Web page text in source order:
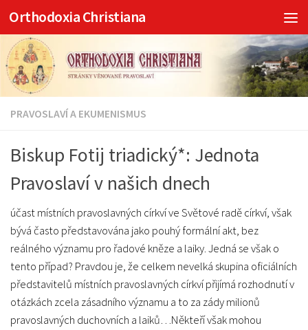
Skip to content
Orthodoxia Christiana
PRAVOSLAVÍ A EKUMENISMUS
Biskup Fotij triadický*: Jednota
Pravoslaví v našich dnech
účast místních pravoslavných církví ve Světové radě církví, však
bývá často představována jako pouhý formální akt, bez
reálného významu pro řadové kněze a laiky. Jedná se však o
tento případ? Pravdou je, že celkem nevelká skupina oficiálních
představitelů místních pravoslavných církví přijímá rozhodnutí v
otázkách zcela zásadního významu a to za zády milionů
pravoslavných duchovních a laiků…Někteří však mohou